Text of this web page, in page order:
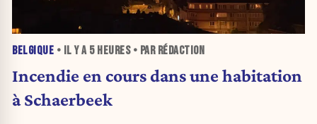
BELGIQUE • IL Y A 5 HEURES• PAR RÉDACTION
Incendie en cours dans une habitation
à Schaerbeek